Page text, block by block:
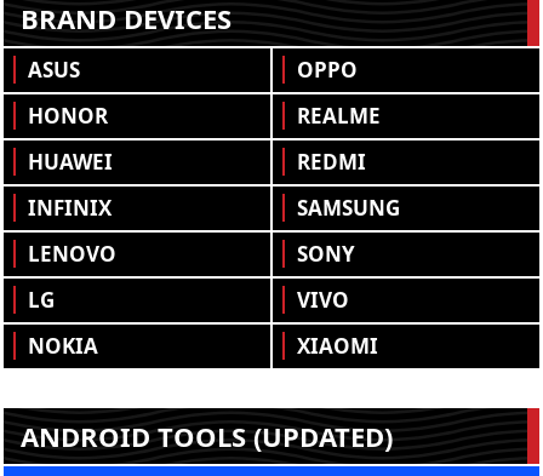
BRAND DEVICES
ASUS
HONOR
HUAWEI
INFINIX
LENOVO
LG
NOKIA
OPPO
REALME
REDMI
SAMSUNG
SONY
VIVO
XIAOMI
ANDROID TOOLS (UPDATED)